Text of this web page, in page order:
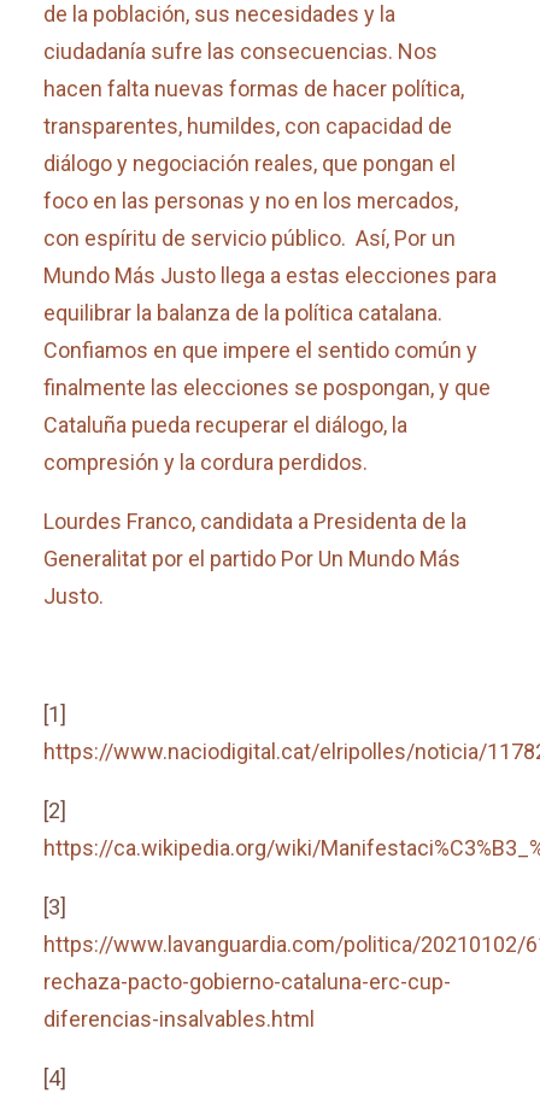
de la población, sus necesidades y la
ciudadanía sufre las consecuencias. Nos
hacen falta nuevas formas de hacer política,
transparentes, humildes, con capacidad de
diálogo y negociación reales, que pongan el
foco en las personas y no en los mercados,
con espíritu de servicio público. Así, Por un
Mundo Más Justo llega a estas elecciones para
equilibrar la balanza de la política catalana.
Confiamos en que impere el sentido común y
finalmente las elecciones se pospongan, y que
Cataluña pueda recuperar el diálogo, la
compresión y la cordura perdidos.
Lourdes Franco, candidata a Presidenta de la
Generalitat por el partido Por Un Mundo Más
Justo.
[1]
https://www.naciodigital.cat/elripolles/noticia/
[2]
https://ca.wikipedia.org/wiki/
[3]
https://www.lavanguardia.com/politica/20210102/
rechaza-pacto-gobierno-cataluna-erc-cup-
diferencias-insalvables.html
[4]